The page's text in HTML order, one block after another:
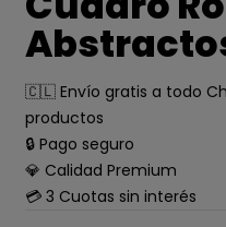
🇨🇱 Envío gratis a todo
productos
🔒 Pago seguro
💎 Calidad Premium
💳 3 Cuotas sin interés